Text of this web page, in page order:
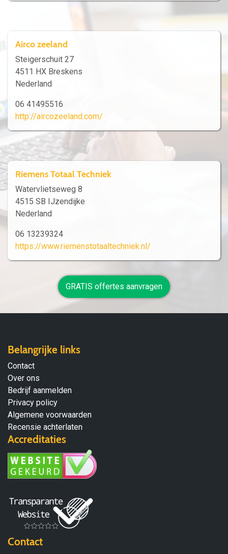
Airco zeeland
Steigerschuit 27
4511 HX Breskens
Nederland
06 41495516
http://aircozeeland.com/
Riemens Totaal Techniek
Watervlietseweg 8
4515 SB IJzendijke
Nederland
06 13239324
https://www.riemenstotaaltechniek.nl/
GRATIS offertes aanvragen
Belangrijke links
Contact
Over ons
Bedrijf aanmelden
Privacy policy
Algemene voorwaarden
Recensie achterlaten
Accreditaties
Contact